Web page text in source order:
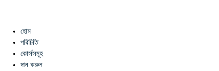
হোম
পরিচিতি
কোর্সসমূহ
দান করুন